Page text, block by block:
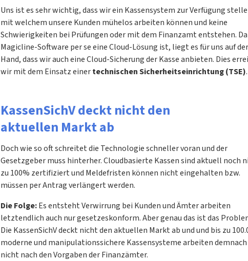
Uns ist es sehr wichtig, dass wir ein Kassensystem zur Verfügung
mit welchem unsere Kunden mühelos arbeiten können und keine
Schwierigkeiten bei Prüfungen oder mit dem Finanzamt entstehen.
Magicline-Software per se eine Cloud-Lösung ist, liegt es für uns auf der
Hand, dass wir auch eine Cloud-Sicherung der Kasse anbieten. Dies
wir mit dem Einsatz einertechnischen Sicherheitseinrichtung (TSE).
KassenSichV deckt nicht den
aktuellen Markt ab
Doch wie so oft schreitet die Technologie schneller voran und der
Gesetzgeber muss hinterher. Cloudbasierte Kassen sind aktuell noch
zu 100% zertifiziert und Meldefristen können nicht eingehalten bzw.
müssen per Antrag verlängert werden.
Die Folge:Es entsteht Verwirrung bei Kunden und Ämter arbeiten
letztendlich auch nur gesetzeskonform. Aber genau das ist das
Die KassenSichV deckt nicht den aktuellen Markt ab und und bis zu
moderne und manipulationssichere Kassensysteme arbeiten demnach
nicht nach den Vorgaben der Finanzämter.